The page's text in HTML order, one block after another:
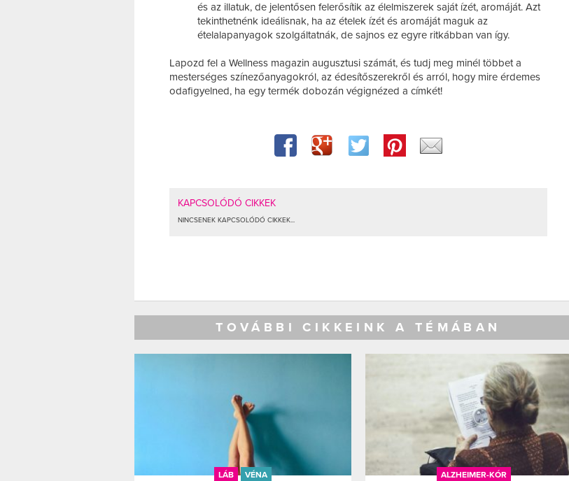
és az illatuk, de jelentősen felerősítik az élelmiszerek saját ízét, aromáját. Azt
tekinthetnénk ideálisnak, ha az ételek ízét és aromáját maguk az
ételalapanyagok szolgáltatnák, de sajnos ez egyre ritkábban van így.
Lapozd fel a Wellness magazin augusztusi számát, és tudj meg minél többet a
mesterséges színezőanyagokról, az édesítőszerekről és arról, hogy mire érdemes
odafigyelned, ha egy termék dobozán végignézed a címkét!
KAPCSOLÓDÓ CIKKEK
NINCSENEK KAPCSOLÓDÓ CIKKEK...
TOVÁBBI CIKKEINK A TÉMÁBAN
LÁB VÉNA ALZHEIMER-KÓR